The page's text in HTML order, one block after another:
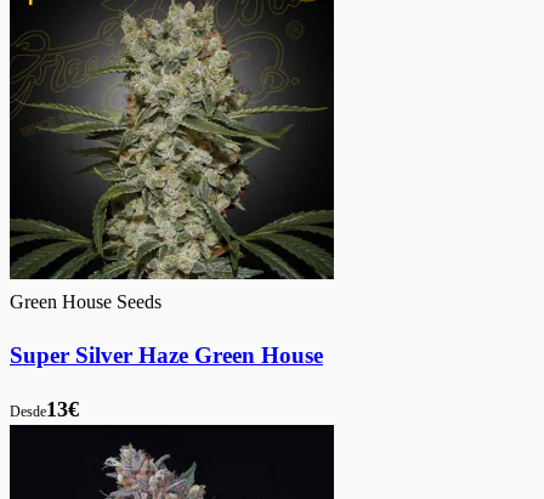
Green House Seeds
Super Silver Haze Green House
Desde13€